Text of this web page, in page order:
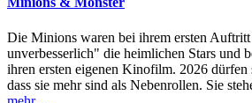
Die Minions waren bei ihrem ersten
unverbesserlich" die heimlichen Stars und
ihren ersten eigenen Kinofilm. 2026 dürfen
dass sie mehr sind als Nebenrollen. Sie